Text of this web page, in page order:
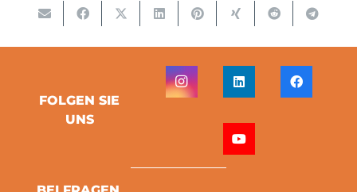
FOLGEN SIE
UNS